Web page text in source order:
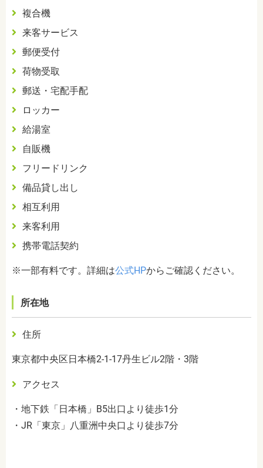
複合機
来客サービス
郵便受付
荷物受取
郵送・宅配手配
ロッカー
給湯室
自販機
フリードリンク
備品貸し出し
相互利用
来客利用
携帯電話契約
※一部有料です。詳細は公式HPからご確認ください。
所在地
住所
東京都中央区日本橋2-1-17丹生ビル2階・3階
アクセス
・地下鉄「日本橋」B5出口より徒歩1分
・JR「東京」八重洲中央口より徒歩7分